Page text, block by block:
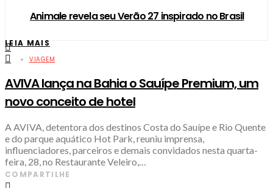
Animale revela seu Verão 27 inspirado no Brasil
LEIA MAIS
VIAGEM
AVIVA lança na Bahia o Sauípe Premium, um
novo conceito de hotel
A AVIVA, detentora dos destinos Costa do Sauípe e Rio Quente
e do parque aquático Hot Park, reuniu imprensa,
influenciadores, parceiros e demais convidados nesta quarta-
feira, 28, no Restaurante Veleiro,…
COMPARTILHE